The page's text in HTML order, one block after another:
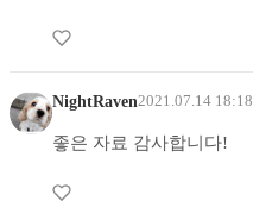
NightRaven2021.07.14 18:18
좋은 자료 감사합니다!